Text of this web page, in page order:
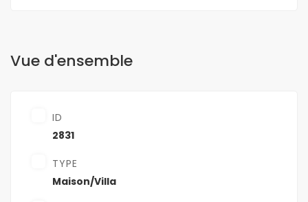
Vue d'ensemble
ID
2831
TYPE
Maison/Villa